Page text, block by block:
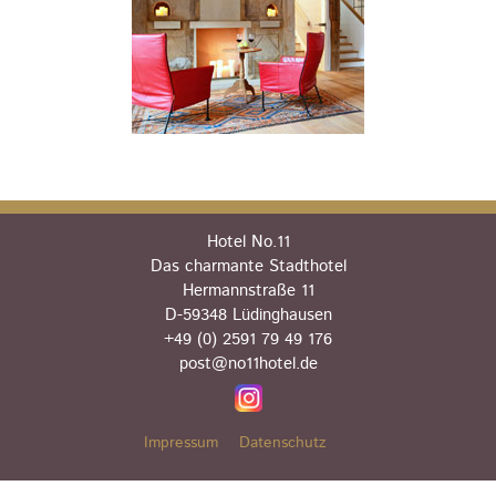
Hotel No.11
Das charmante Stadthotel
Hermannstraße 11
D-59348 Lüdinghausen
+49 (0) 2591 79 49 176
post@no11hotel.de
Impressum Datenschutz